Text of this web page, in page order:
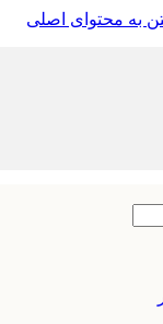
به محتوای اصلی